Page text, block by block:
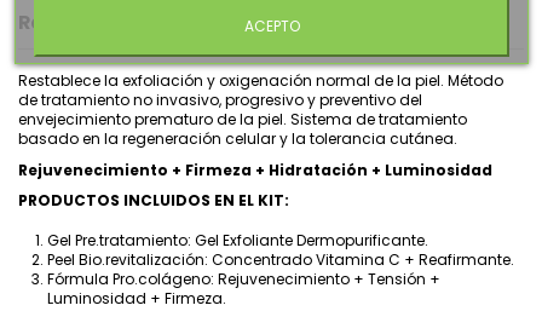
Reseñas
Restablece la exfoliación y oxigenación normal de la piel. Método
de tratamiento no invasivo, progresivo y preventivo del
envejecimiento prematuro de la piel. Sistema de tratamiento
basado en la regeneración celular y la tolerancia cutánea.
Rejuvenecimiento + Firmeza + Hidratación + Luminosidad
PRODUCTOS INCLUIDOS EN EL KIT:
Gel Pre.tratamiento: Gel Exfoliante Dermopurificante.
Peel Bio.revitalización: Concentrado Vitamina C + Reafirmante.
Fórmula Pro.colágeno: Rejuvenecimiento + Tensión +
Luminosidad + Firmeza.
ACEPTO